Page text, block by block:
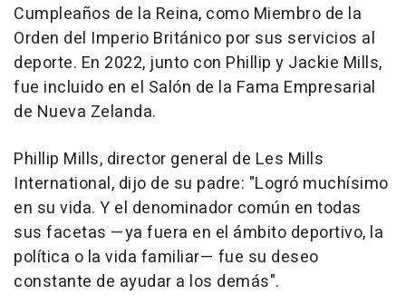
Cumpleaños de la Reina, como Miembro de la
Orden del Imperio Británico por sus servicios al
deporte. En 2022, junto con Phillip y Jackie Mills,
fue incluido en el Salón de la Fama Empresarial
de Nueva Zelanda.
Phillip Mills, director general de Les Mills
International, dijo de su padre: "Logró muchísimo
en su vida. Y el denominador común en todas
sus facetas —ya fuera en el ámbito deportivo, la
política o la vida familiar— fue su deseo
constante de ayudar a los demás".